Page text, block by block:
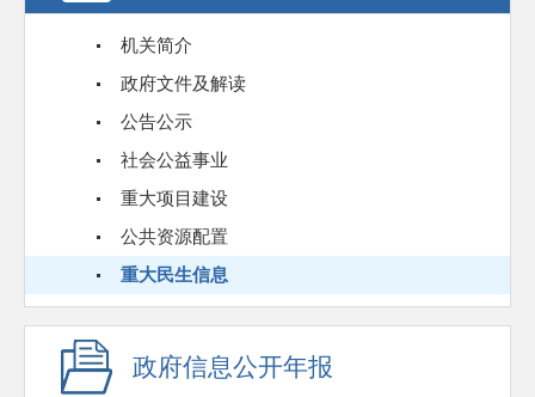
机关简介
政府文件及解读
公告公示
社会公益事业
重大项目建设
公共资源配置
重大民生信息
政府信息公开年报